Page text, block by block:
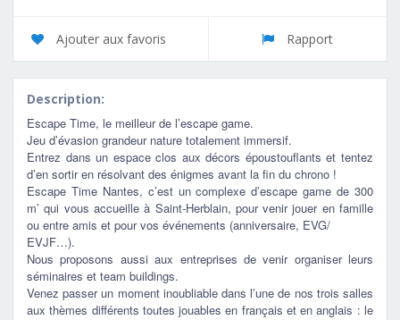
Ajouter aux favoris Rapport
Description:
Escape Time, le meilleur de l’escape game.
Jeu d’évasion grandeur nature totalement immersif.
Entrez dans un espace clos aux décors époustouflants et tentez
d’en sortir en résolvant des énigmes avant la fin du chrono !
Escape Time Nantes, c’est un complexe d’escape game de 300
m’ qui vous accueille à Saint-Herblain, pour venir jouer en famille
ou entre amis et pour vos événements (anniversaire, EVG/
EVJF…).
Nous proposons aussi aux entreprises de venir organiser leurs
séminaires et team buildings.
Venez passer un moment inoubliable dans l’une de nos trois salles
aux thèmes différents toutes jouables en français et en anglais : le